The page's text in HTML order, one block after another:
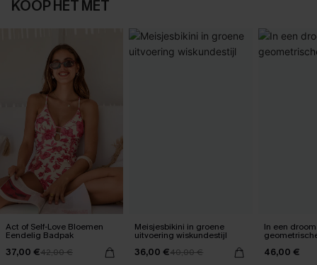
KOOP HET MET
Act of Self-Love Bloemen
Eendelig Badpak
37,00 €42,00 €
Meisjesbikini in groene
uitvoering wiskundestijl
36,00 €40,00 €
In een
46,00 €